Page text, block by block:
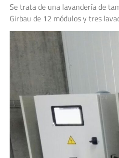
Se trata de una lavandería de
Girbau de 12 módulos y tres